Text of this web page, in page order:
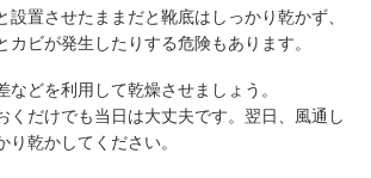
設置させたままだと靴底はしっかり乾かず、
カビが発生したりする危険もあります。
などを利用して乾燥させましょう。
くだけでも当日は大丈夫です。翌日、風通し
乾かしてください。